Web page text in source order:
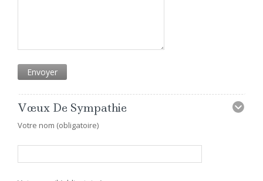
Vœux De Sympathie
Votre nom (obligatoire)